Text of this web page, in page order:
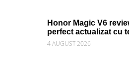
Honor Magic V6
perfect actualizat cu
4 AUGUST 2026